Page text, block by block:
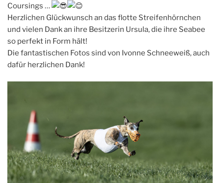
Coursings …
Herzlichen Glückwunsch an das flotte Streifenhörnchen
und vielen Dank an ihre Besitzerin Ursula, die ihre Seabee
so perfekt in Form hält!
Die fantastischen Fotos sind von Ivonne Schneeweiß, auch
dafür herzlichen Dank!